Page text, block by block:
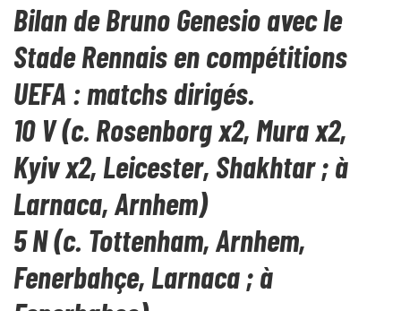
Bilan de Bruno Genesio avec le
Stade Rennais en compétitions
UEFA : matchs dirigés.
10 V (c. Rosenborg x2, Mura x2,
Kyiv x2, Leicester, Shakhtar ; à
Larnaca, Arnhem)
5 N (c. Tottenham, Arnhem,
Fenerbahçe, Larnaca ; à